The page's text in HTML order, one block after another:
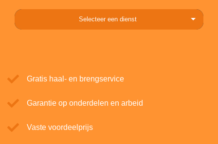
Selecteer een dienst
Gratis haal- en brengservice
Garantie op onderdelen en arbeid
Vaste voordeelprijs